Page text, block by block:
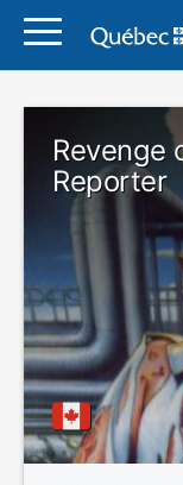
Revenge
Reporter